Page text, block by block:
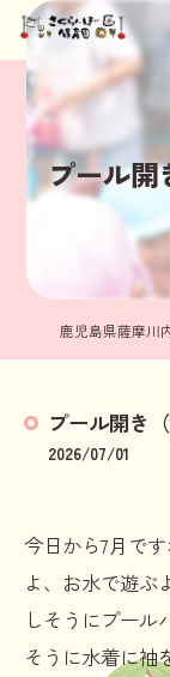
プール開
プール開き
2026/07/01
今日から7月で
よ、お水で遊ぶ
しそうにプール
そうに水着に袖